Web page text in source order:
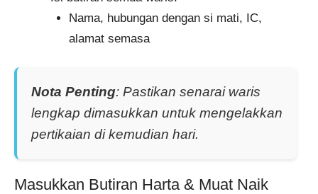
Nama, hubungan dengan si mati, IC,
alamat semasa
Nota Penting: Pastikan senarai waris
lengkap dimasukkan untuk mengelakkan
pertikaian di kemudian hari.
Masukkan Butiran Harta & Muat Naik